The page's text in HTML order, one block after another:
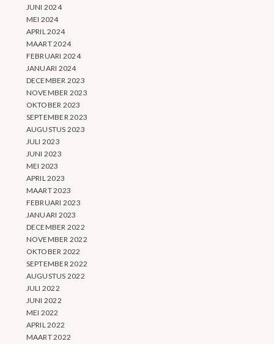
JUNI 2024
MEI 2024
APRIL 2024
MAART 2024
FEBRUARI 2024
JANUARI 2024
DECEMBER 2023
NOVEMBER 2023
OKTOBER 2023
SEPTEMBER 2023
AUGUSTUS 2023
JULI 2023
JUNI 2023
MEI 2023
APRIL 2023
MAART 2023
FEBRUARI 2023
JANUARI 2023
DECEMBER 2022
NOVEMBER 2022
OKTOBER 2022
SEPTEMBER 2022
AUGUSTUS 2022
JULI 2022
JUNI 2022
MEI 2022
APRIL 2022
MAART 2022